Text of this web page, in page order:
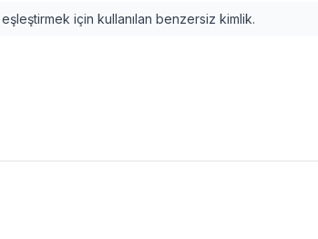
için kullanılan benzersiz kimlik.